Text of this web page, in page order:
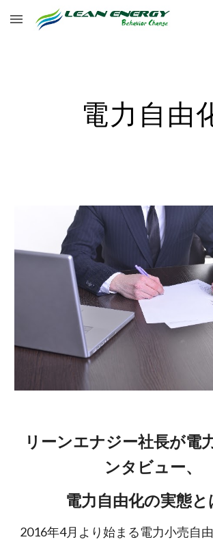
Skip to main content
電力自由
リーンエナジー社長が電
ンタビュー、
電力自由化の実態と
2016年4月より始まる電力小売自由